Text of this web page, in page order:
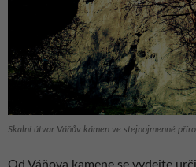
Skalní útvar Váňův kámen ve stejnojmenné